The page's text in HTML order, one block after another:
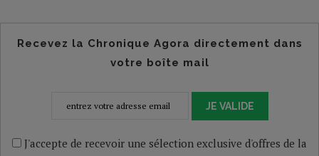
Recevez la Chronique Agora directement dans
votre boîte mail
JE VALIDE
J'accepte de recevoir une sélection exclusive d'offres de la